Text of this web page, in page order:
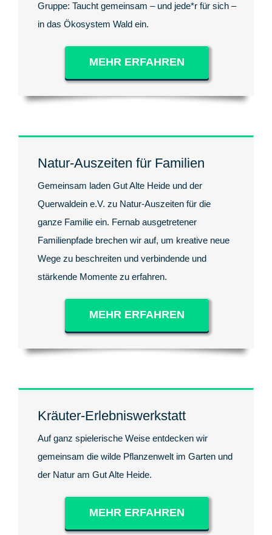
Gruppe: Taucht gemeinsam – und jede*r für sich –
in das Ökosystem Wald ein.
MEHR ERFAHREN
Natur-Auszeiten für Familien
Gemeinsam laden Gut Alte Heide und der
Querwaldein e.V. zu Natur-Auszeiten für die
ganze Familie ein. Fernab ausgetretener
Familienpfade brechen wir auf, um kreative neue
Wege zu beschreiten und verbindende und
stärkende Momente zu erfahren.
MEHR ERFAHREN
Kräuter-Erlebniswerkstatt
Auf ganz spielerische Weise entdecken wir
gemeinsam die wilde Pflanzenwelt im Garten und
der Natur am Gut Alte Heide.
MEHR ERFAHREN